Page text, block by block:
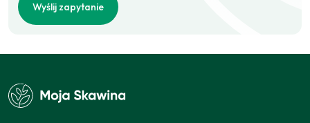
Wyślij zapytanie